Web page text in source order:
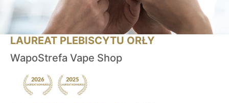
LAUREAT PLEBISCYTU ORŁY
WapoStrefa Vape Shop